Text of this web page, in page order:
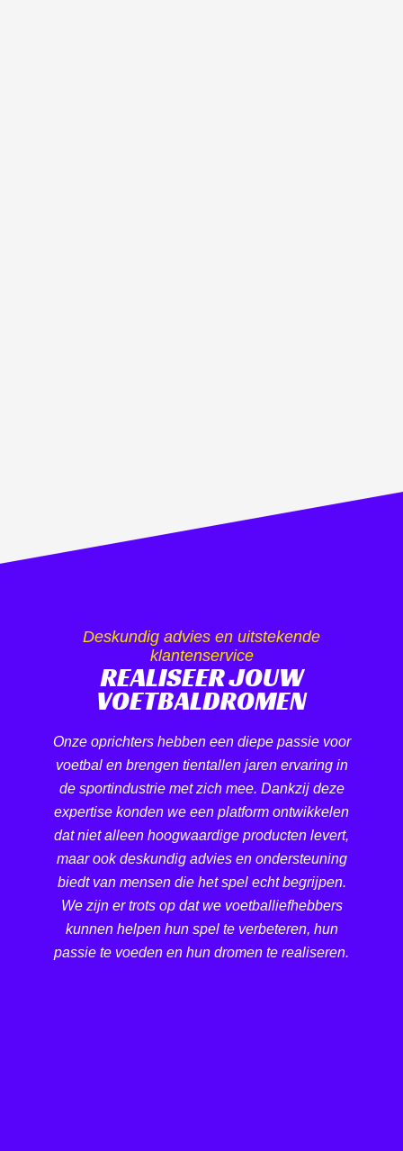
Deskundig advies en uitstekende
klantenservice
REALISEER JOUW
VOETBALDROMEN
Onze oprichters hebben een diepe passie voor
voetbal en brengen tientallen jaren ervaring in
de sportindustrie met zich mee. Dankzij deze
expertise konden we een platform ontwikkelen
dat niet alleen hoogwaardige producten levert,
maar ook deskundig advies en ondersteuning
biedt van mensen die het spel echt begrijpen.
We zijn er trots op dat we voetballiefhebbers
kunnen helpen hun spel te verbeteren, hun
passie te voeden en hun dromen te realiseren.